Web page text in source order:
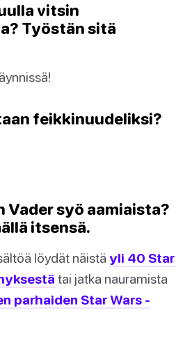
vitsin
Työstän sitä
feikkinuudeliksi?
Vader syö aamiaista?
itsensä.
löydät näistä yli 40 Star
tai jatka nauramista
parhaiden Star Wars -